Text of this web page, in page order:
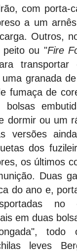
com porta-
a um
Outros,
peito ou "Fire
transportar
granada
fumaça de
bolsas
dormir ou um
versões
dos
os últimos
Duas
do ano e,
no
em duas
todo
leves